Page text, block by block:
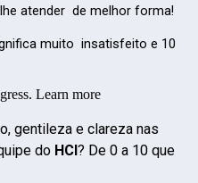
atender de melhor forma!
muito insatisfeito e 10
Learn more
gentileza e clareza nas
do HCI? De 0 a 10 que